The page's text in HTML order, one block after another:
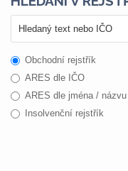
Obchodní rejstřík
ARES dle IČO
ARES dle jména / názvu
Insolvenční rejstřík